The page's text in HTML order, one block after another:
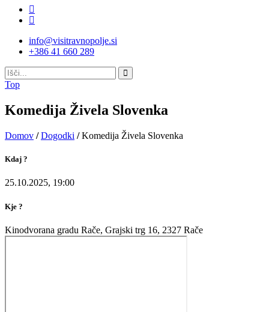
info@visitravnopolje.si
+386 41 660 289
Top
Komedija Živela Slovenka
Domov / Dogodki / Komedija Živela Slovenka
Kdaj ?
25.10.2025, 19:00
Kje ?
Kinodvorana gradu Rače, Grajski trg 16, 2327 Rače